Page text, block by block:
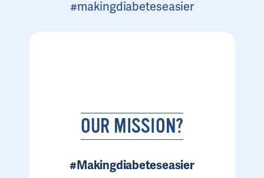
#makingdiabeteseasier
OUR MISSION?
#Makingdiabeteseasier